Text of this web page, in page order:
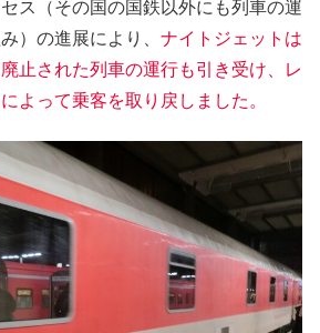
ス（その国の国鉄以外にも列車の運
）の進展により、 ナイトジェットは
止された列車の運行も引き受け、レ
よって乗客を取り戻しました。